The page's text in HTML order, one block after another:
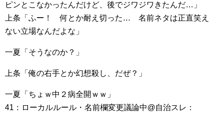
ピンとこなかったんだけど、後でジワジワきたんだ…」
上条「ふー！ 何とか耐え切った… 名前ネタは正直笑え
ない立場なんだよな」
一夏「そうなのか？」
上条「俺の右手とか幻想殺し、だぜ？」
一夏「ちょｗ中２病全開ｗｗ」
41：ローカルルール・名前欄変更議論中@自治スレ：